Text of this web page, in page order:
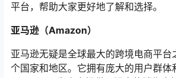
平台，帮助大家更好地了解和选择。
亚马逊（Amazon）
亚马逊无疑是全球最大的跨境电商平台
个国家和地区。它拥有庞大的用户群体